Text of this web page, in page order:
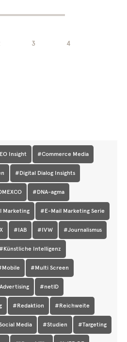
3 4
Insight #Commerce Media
#Digital Dialog Insights
#DNA-agma
Marketing #E-Mail Marketing Serie
#IAB #IVW #Journalismus
Intelligenz
#Multi Screen
#netID
#Redaktion #Reichweite
Media #Studien #Targeting